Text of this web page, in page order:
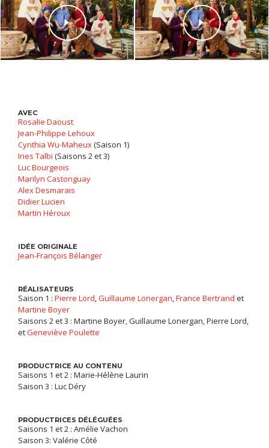
AVEC
Rosalie Daoust
Jean-Philippe Lehoux
Cynthia Wu-Maheux(Saison 1)
Ines Talbi (Saisons 2 et 3)
Luc Bourgeois
Marilyn Castonguay
Alex Desmarais
Didier Lucien
Martin Héroux
IDÉE ORIGINALE
Jean-François Bélanger
RÉALISATEURS
Saison 1 : Pierre Lord,Guillaume Lonergan,France Bertrand et
Martine Boyer
Saisons 2 et 3 : Martine Boyer, Guillaume Lonergan, Pierre Lord,
etGeneviève Poulette
PRODUCTRICE AU CONTENU
Saisons 1 et 2 : Marie-Hélène Laurin
Saison 3 : Luc Déry
PRODUCTRICES DÉLÉGUÉES
Saisons 1 et 2 : Amélie Vachon
Saison 3: Valérie Côté